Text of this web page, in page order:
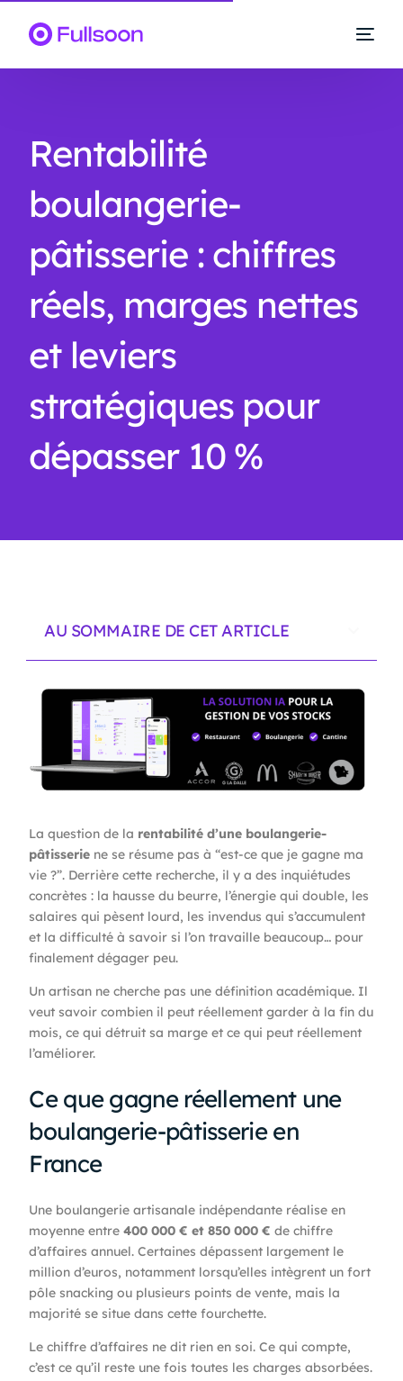
Rentabilité
boulangerie-
pâtisserie : chiffres
réels, marges nettes
et leviers
stratégiques pour
dépasser 10 %
AU SOMMAIRE DE CET ARTICLE
La question de la rentabilité d’une boulangerie-
pâtisserie ne se résume pas à “est-ce que je gagne ma
vie ?”. Derrière cette recherche, il y a des inquiétudes
concrètes : la hausse du beurre, l’énergie qui double, les
salaires qui pèsent lourd, les invendus qui s’accumulent
et la difficulté à savoir si l’on travaille beaucoup… pour
finalement dégager peu.
Un artisan ne cherche pas une définition académique. Il
veut savoir combien il peut réellement garder à la fin du
mois, ce qui détruit sa marge et ce qui peut réellement
l’améliorer.
Ce que gagne réellement une
boulangerie-pâtisserie en
France
Une boulangerie artisanale indépendante réalise en
moyenne entre400 000 € et 850 000 € de chiffre
d’affaires annuel. Certaines dépassent largement le
million d’euros, notamment lorsqu’elles intègrent un fort
pôle snacking ou plusieurs points de vente, mais la
majorité se situe dans cette fourchette.
Le chiffre d’affaires ne dit rien en soi. Ce qui compte,
c’est ce qu’il reste une fois toutes les charges absorbées.